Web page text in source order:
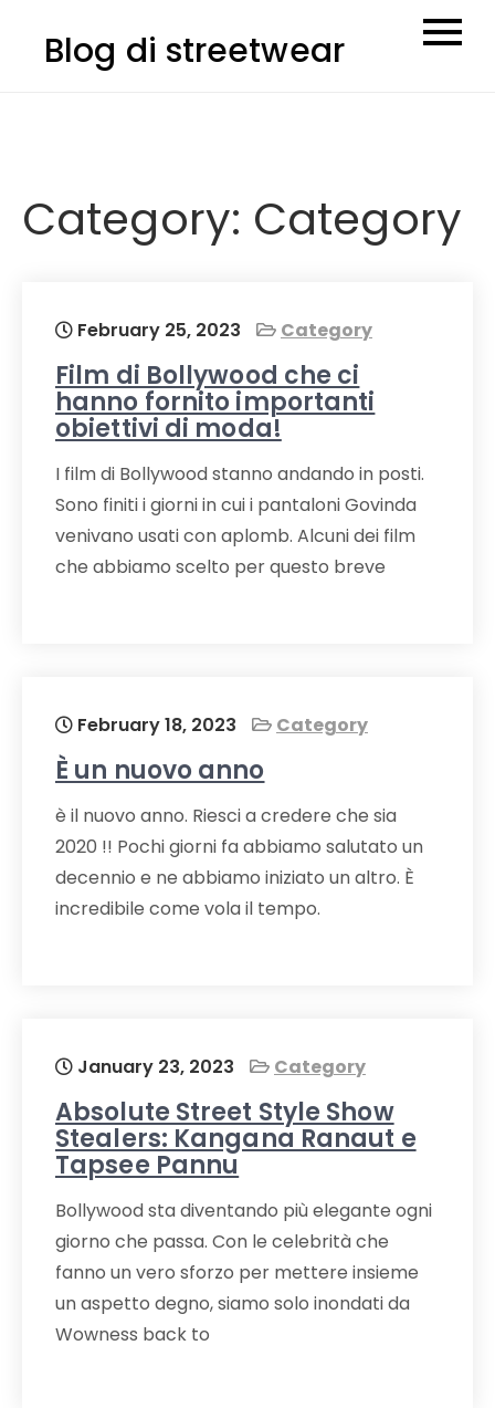
Blog di streetwear
Category: Category
February 25, 2023 Category
Film di Bollywood che ci
hanno fornito importanti
obiettivi di moda!
I film di Bollywood stanno andando in posti.
Sono finiti i giorni in cui i pantaloni Govinda
venivano usati con aplomb. Alcuni dei film
che abbiamo scelto per questo breve
February 18, 2023 Category
È un nuovo anno
è il nuovo anno. Riesci a credere che sia
2020 !! Pochi giorni fa abbiamo salutato un
decennio e ne abbiamo iniziato un altro. È
incredibile come vola il tempo.
January 23, 2023 Category
Absolute Street Style Show
Stealers: Kangana Ranaut e
Tapsee Pannu
Bollywood sta diventando più elegante ogni
giorno che passa. Con le celebrità che
fanno un vero sforzo per mettere insieme
un aspetto degno, siamo solo inondati da
Wowness back to